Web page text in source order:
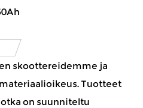
skoottereidemme ja
Tuotteet
on suunniteltu